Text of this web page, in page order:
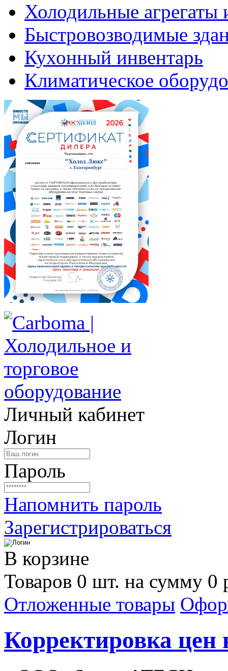
Холодильные агрегаты
Быстровозводимые
Кухонный инвентарь
Климатическое
Личный кабинет
Логин
Пароль
Напомнить пароль
Зарегистрироваться
В корзине
Товаров 0 шт. на сумму 0
Отложенные товары
Корректировка цен